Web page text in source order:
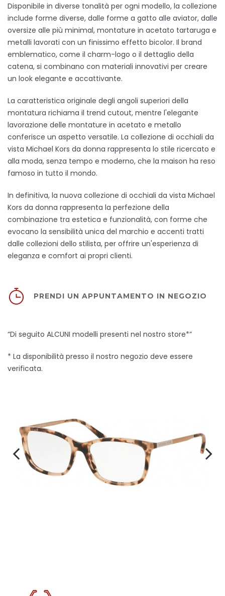
Disponibile in diverse tonalità per ogni modello, la collezione
include forme diverse, dalle forme a gatto alle aviator, dalle
oversize alle più minimal, montature in acetato tartaruga e
metalli lavorati con un finissimo effetto bicolor. Il brand
emblematico, come il charm-logo o il dettaglio della
catena, si combinano con materiali innovativi per creare
un look elegante e accattivante.
La caratteristica originale degli angoli superiori della
montatura richiama il trend cutout, mentre l'elegante
lavorazione delle montature in acetato e metallo
conferisce un aspetto versatile. La collezione di occhiali da
vista Michael Kors da donna rappresenta lo stile ricercato e
alla moda, senza tempo e moderno, che la maison ha reso
famoso in tutto il mondo.
In definitiva, la nuova collezione di occhiali da vista Michael
Kors da donna rappresenta la perfezione della
combinazione tra estetica e funzionalità, con forme che
evocano la sensibilità unica del marchio e accenti tratti
dalle collezioni dello stilista, per offrire un'esperienza di
eleganza e comfort ai propri clienti.
PRENDI UN APPUNTAMENTO IN NEGOZIO
“Di seguito ALCUNI modelli presenti nel nostro store*”
* La disponibilità presso il nostro negozio deve essere
verificata.
Previous